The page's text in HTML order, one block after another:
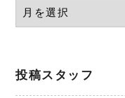
投稿スタッフ